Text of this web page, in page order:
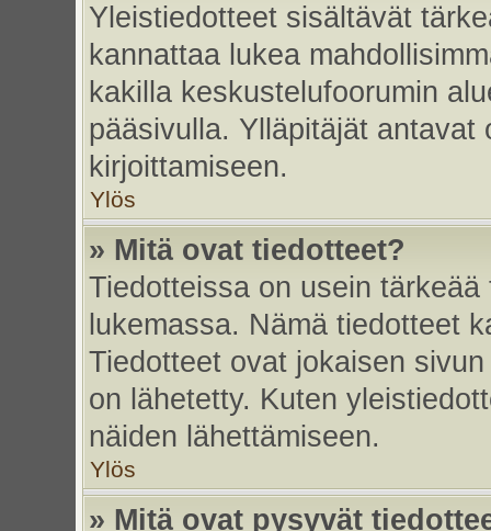
Yleistiedotteet sisältävät
kannattaa lukea
kakilla keskustelufoorumin
pääsivulla. Ylläpitäjät antavat
kirjoittamiseen.
Ylös
» Mitä ovat tiedotteet?
Tiedotteissa on usein
lukemassa. Nämä tiedotteet
Tiedotteet ovat jokaisen
on lähetetty. Kuten
näiden lähettämiseen.
Ylös
» Mitä ovat pysyvät